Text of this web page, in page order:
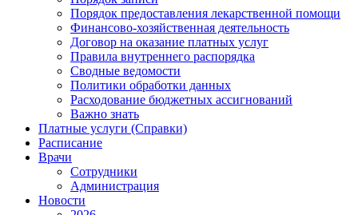
Порядок предоставления лекарственной помощи
Финансово-хозяйственная деятельность
Договор на оказание платных услуг
Правила внутреннего распорядка
Сводные ведомости
Политики обработки данных
Расходование бюджетных ассигнований
Важно знать
Платные услуги (Справки)
Расписание
Врачи
Сотрудники
Администрация
Новости